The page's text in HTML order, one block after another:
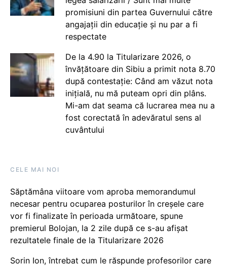
promisiuni din partea Guvernului către
angajații din educație și nu par a fi
respectate
De la 4.90 la Titularizare 2026, o
învățătoare din Sibiu a primit nota 8.70
după contestație: Când am văzut nota
inițială, nu mă puteam opri din plâns.
Mi-am dat seama că lucrarea mea nu a
fost corectată în adevăratul sens al
cuvântului
CELE MAI NOI
Săptămâna viitoare vom aproba memorandumul
necesar pentru ocuparea posturilor în creșele care
vor fi finalizate în perioada următoare, spune
premierul Bolojan, la 2 zile după ce s-au afișat
rezultatele finale de la Titularizare 2026
Sorin Ion, întrebat cum le răspunde profesorilor care